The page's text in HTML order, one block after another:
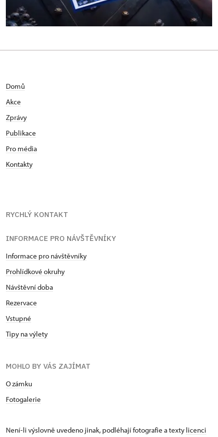
Domů
Akce
Zprávy
Publikace
Pro média
Kontakty
RYCHLÝ KONTAKT
INFORMACE PRO NÁVŠTĚVNÍKY
Informace pro návštěvníky
Prohlídkové okruhy
Návštěvní doba
Rezervace
Vstupné
Tipy na výlety
MOHLO BY VÁS ZAJÍMAT
O zámku
Fotogalerie
Není-li výslovně uvedeno jinak, podléhají fotografie a texty licenci